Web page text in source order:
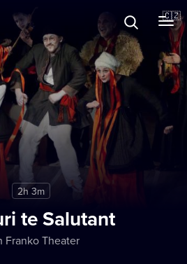
🇨🇿
2h 3m
te Salutant
Franko Theater